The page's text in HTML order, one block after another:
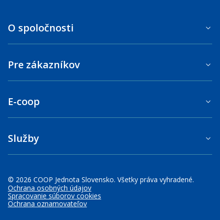
© 2026 COOP Jednota Slovensko. Všetky práva vyhradené.
Ochrana osobných údajov
Spracovanie súborov cookies
Ochrana oznamovateľov
O spoločnosti
Pre zákazníkov
E-coop
Služby